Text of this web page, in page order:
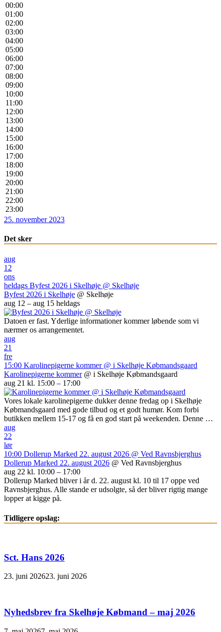
00:00
01:00
02:00
03:00
04:00
05:00
06:00
07:00
08:00
09:00
10:00
11:00
12:00
13:00
14:00
15:00
16:00
17:00
18:00
19:00
20:00
21:00
22:00
23:00
25. november 2023
Det sker
aug
12
ons
heldags Byfest 2026 i Skelhøje @ Skelhøje
Byfest 2026 i Skelhøje @ Skelhøje
aug 12 – aug 15 heldags
Datoen er fast. Yderlige informationer kommer løbende som vi
nærmer os arrangementet.
aug
21
fre
15:00 Karolinepigerne kommer @ i Skelhøje Købmandsgaard
Karolinepigerne kommer @ i Skelhøje Købmandsgaard
aug 21 kl. 15:00 – 17:00
Vores lokale karolinepigerne dukker denne fredag op i Skelhøje
Købmandsgaard med gode tilbud og et godt humør. Kom forbi
butikken mellem 15-17 og få en god start på weekenden. Denne …
aug
22
lør
10:00 Dollerup Marked 22. august 2026 @ Ved Ravnsbjerghus
Dollerup Marked 22. august 2026 @ Ved Ravnsbjerghus
aug 22 kl. 10:00 – 17:00
Dollerup Marked bliver i år d. 22. august kl. 10 til 17 oppe ved
Ravnsbjerghus. Alle stande er udsolgte, så der bliver rigtig mange
lopper at kigge på.
Tidligere opslag:
Sct. Hans 2026
23. juni 202623. juni 2026
Nyhedsbrev fra Skelhøje Købmand – maj 2026